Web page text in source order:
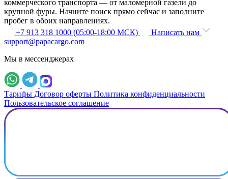
коммерческого транспорта — от маломерной газели до
крупной фуры. Начните поиск прямо сейчас и заполните
пробег в обоих направлениях.
+7 913 318 1000 (05:00-18:00 МСК)
Написать нам
support@papacargo.com
Мы в мессенджерах
Тарифы Договор оферты Политика конфиденциальности
Пользовательское соглашение